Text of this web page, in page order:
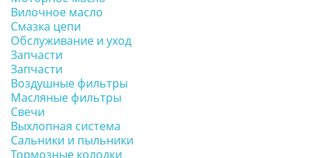
Вилочное масло
Смазка цепи
Обслуживание и уход
Запчасти
Запчасти
Воздушные фильтры
Масляные фильтры
Свечи
Выхлопная система
Сальники и пыльники
Тормозные колодки